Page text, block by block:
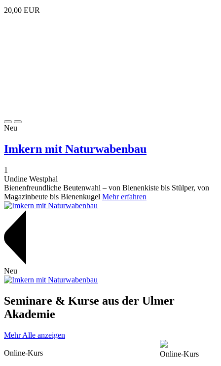
20,00 EUR
Neu
Imkern mit Naturwabenbau
1
Undine Westphal
Bienenfreundliche Beutenwahl – von Bienenkiste bis Stülper, von
Magazinbeute bis Bienenkugel Mehr erfahren
Neu
Seminare & Kurse aus der Ulmer
Akademie
Mehr Alle anzeigen
Online-Kurs Online-Kurs